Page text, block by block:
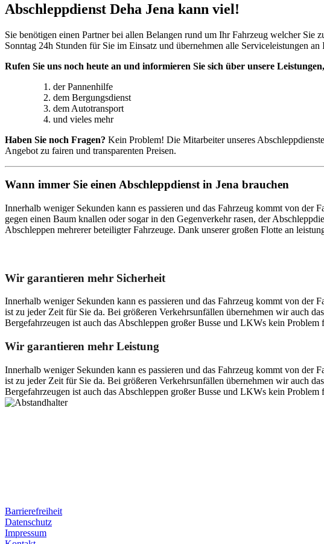
Abschleppdienst Deha Jena kann viel!
Sie benötigen einen Partner bei allen Belangen rund um Ihr Fahrzeug welcher
Sonntag 24h Stunden für Sie im Einsatz und übernehmen alle Serviceleistungen an
Rufen Sie uns noch heute an und informieren Sie sich über unsere
der Pannenhilfe
dem Bergungsdienst
dem Autotransport
und vieles mehr
Haben Sie noch Fragen? Kein Problem! Die Mitarbeiter unseres
Angebot zu fairen und transparenten Preisen.
Wann immer Sie einen Abschleppdienst in Jena brauchen
Innerhalb weniger Sekunden kann es passieren und das Fahrzeug kommt von der
gegen einen Baum knallen oder sogar in den Gegenverkehr rasen, der
Abschleppen mehrerer beteiligter Fahrzeuge. Dank unserer großen Flotte an
Wir garantieren mehr Sicherheit
Innerhalb weniger Sekunden kann es passieren und das Fahrzeug kommt von der
ist zu jeder Zeit für Sie da. Bei größeren Verkehrsunfällen übernehmen wir auch
Bergefahrzeugen ist auch das Abschleppen großer Busse und LKWs kein Problem
Wir garantieren mehr Leistung
Innerhalb weniger Sekunden kann es passieren und das Fahrzeug kommt von der
ist zu jeder Zeit für Sie da. Bei größeren Verkehrsunfällen übernehmen wir auch
Bergefahrzeugen ist auch das Abschleppen großer Busse und LKWs kein Problem
Barrierefreiheit
Datenschutz
Impressum